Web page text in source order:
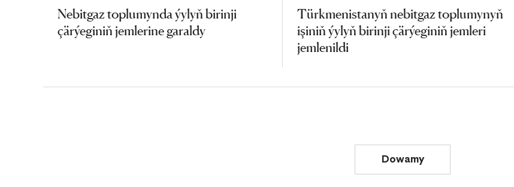
Nebitgaz toplumynda ýylyň birinji
çärýeginiň jemlerine garaldy
Türkmenistanyň nebitgaz toplumynyň
işiniň ýylyň birinji çärýeginiň jemleri
jemlenildi
Dowamy